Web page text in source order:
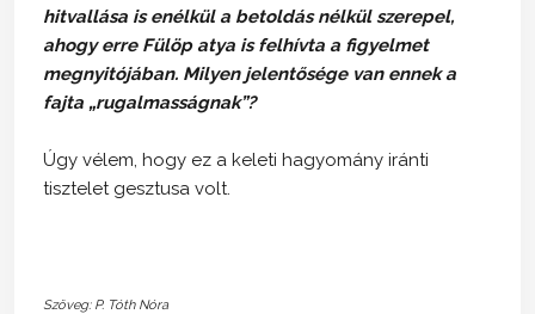
hitvallása is enélkül a betoldás nélkül szerepel,
ahogy erre Fülöp atya is felhívta a figyelmet
megnyitójában. Milyen jelentősége van ennek a
fajta „rugalmasságnak”?
Úgy vélem, hogy ez a keleti hagyomány iránti
tisztelet gesztusa volt.
Szöveg: P. Tóth Nóra